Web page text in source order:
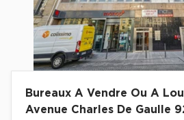
Bureaux A Vendre Ou A
Avenue Charles De Gaulle